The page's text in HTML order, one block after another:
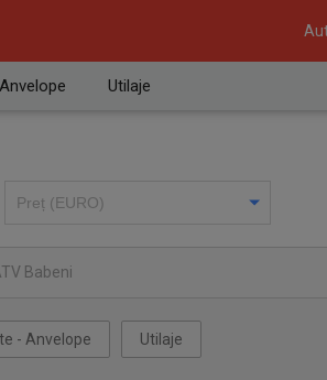
Utilaje
Babeni
- Anvelope Utilaje